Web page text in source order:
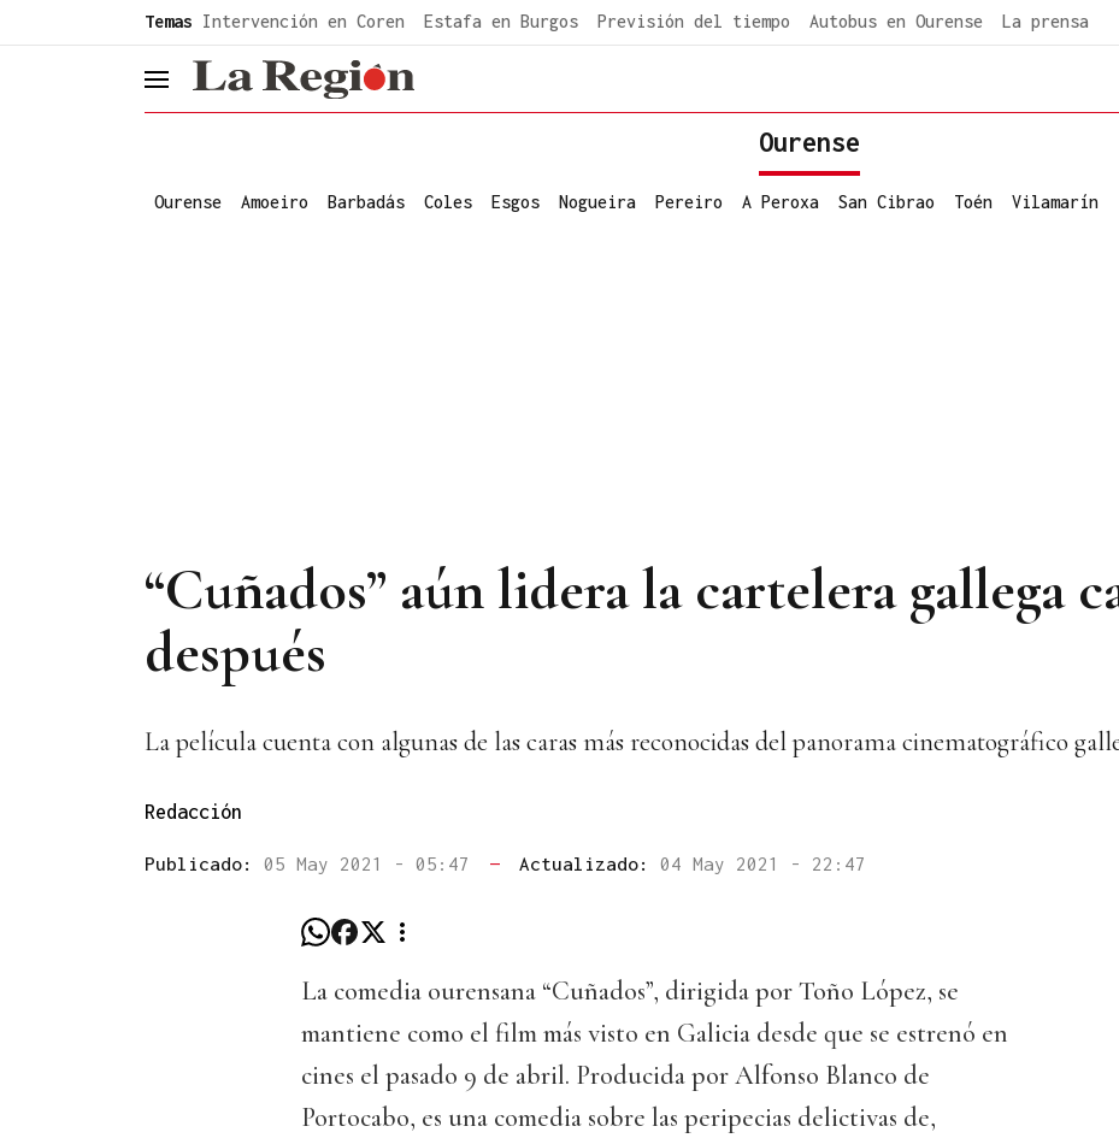
Temas Intervención en Coren Estafa en Burgos Previsión del tiempo Autobus en Ourense La prensa
header.menu.open
Ourense
Ourense Amoeiro Barbadás Coles Esgos Nogueira Pereiro A Peroxa San Cibrao Toén Vilamarín
“Cuñados” aún lidera la cartelera gallega
después
La película cuenta con algunas de las caras más reconocidas del panorama cinematográfico
Redacción
Publicado: 05 May 2021 - 05:47 — Actualizado: 04 May 2021 - 22:47
La comedia ourensana “Cuñados”, dirigida por Toño López, se
mantiene como el film más visto en Galicia desde que se estrenó en
cines el pasado 9 de abril. Producida por Alfonso Blanco de
Portocabo, es una comedia sobre las peripecias delictivas de,